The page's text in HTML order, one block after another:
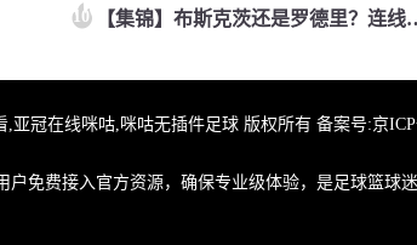
10 【集锦】布斯克茨还是罗德
亚冠在线咪咕,咪咕无插件足球 版权所有 备案号:京
免费接入官方资源，确保专业级体验，是足球篮球